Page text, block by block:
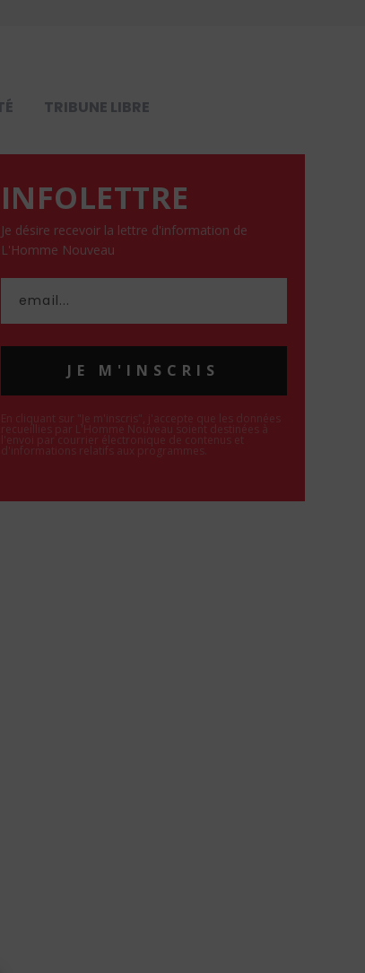
TRIBUNE LIBRE
INFOLETTRE
Je désire recevoir la lettre d'information de
L'Homme Nouveau
JE M'INSCRIS
En cliquant sur "Je m'inscris", j'accepte que les données
recueillies par L'Homme Nouveau soient destinées à
l'envoi par courrier électronique de contenus et
d'informations relatifs aux programmes.